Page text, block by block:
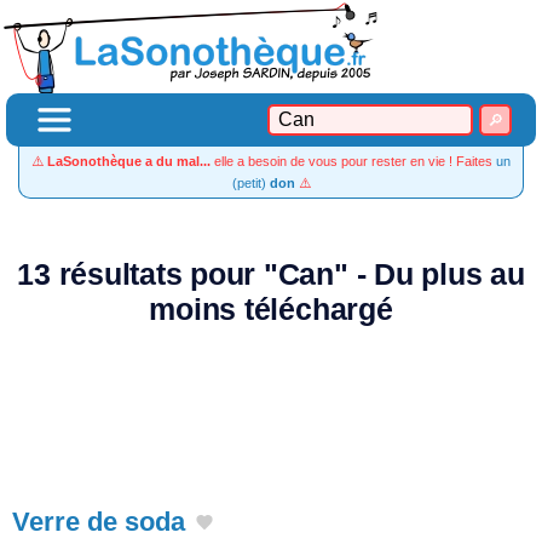
⚠️ LaSonothèque a du mal... elle a besoin de vous pour rester en vie ! Faites un
(petit) don ⚠️
13 résultats pour "Can" - Du plus au
moins téléchargé
Verre de soda